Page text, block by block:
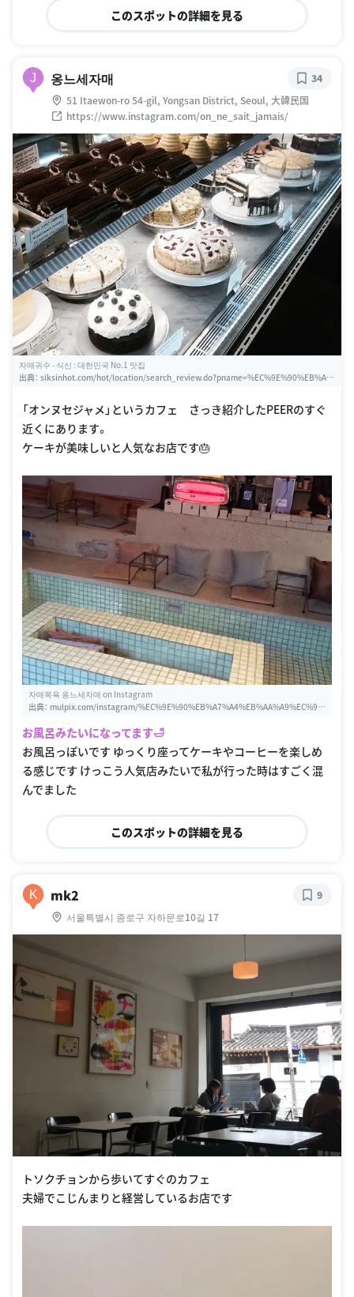
このスポットの詳細を見る
J 옹느세자매
51 Itaewon-ro 54-gil, Yongsan District, Seoul, 大韓民国
https://www.instagram.com/on_ne_sait_jamais/
34
자매귀수 - 식신 : 대한민국 No.1 맛집
出典： siksinhot.com/hot/location/search_review.do?pname=%EC%9E%90%EB%A
「オンヌセジャメ」というカフェ さっき紹介したPEERのすぐ
近くにあります。
ケーキが美味しいと人気なお店です🎂
자매목욕 옹느세자매 on Instagram
出典： mulpix.com/instagram/%EC%9E%90%EB%A7%A4%EB%AA%A9%EC%9
l
お風呂みたいになってます🛁
お風呂っぽいです ゆっくり座ってケーキやコーヒーを楽しめ
る感じです けっこう人気店みたいで私が行った時はすごく混
んでました
このスポットの詳細を見る
K mk2
서울특별시 종로구 자하문로10길 17
9
トソクチョンから歩いてすぐのカフェ
夫婦でこじんまりと経営しているお店です